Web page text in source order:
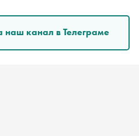
наш канал в Телеграме